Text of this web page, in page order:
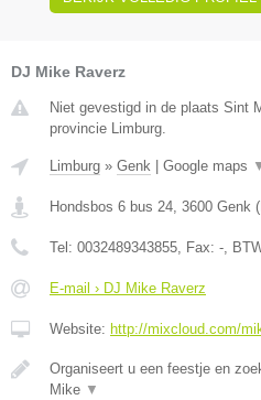
DJ Mike Raverz
Niet gevestigd in de plaats Sint
provincie Limburg.
Limburg » Genk Google maps
Hondsbos 6 bus 24, 3600 Genk (
Tel: 0032489343855, Fax: -,
E-mail › DJ Mike Raverz
Website: http://mixcloud.com/
Organiseert u een feestje en
Mike ▼